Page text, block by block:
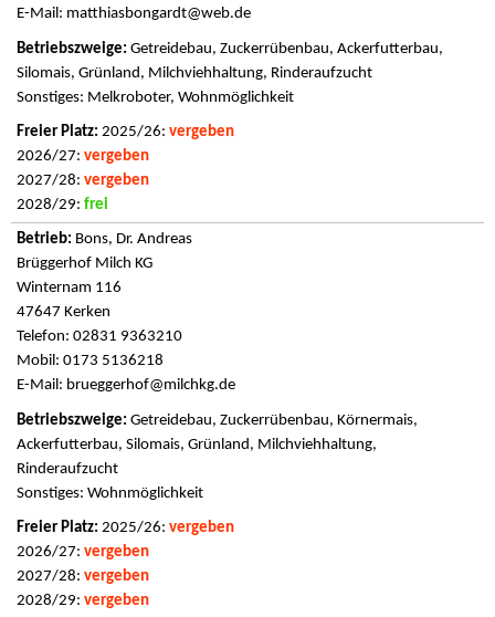
E-Mail: matthiasbongardt@web.de
Getreidebau, Zuckerrübenbau, Ackerfutterbau,
Silomais, Grünland, Milchviehhaltung, Rinderaufzucht
Sonstiges: Melkroboter, Wohnmöglichkeit
2025/26: vergeben
2026/27: vergeben
2027/28: vergeben
2028/29: frei
Bons, Dr. Andreas
Brüggerhof Milch KG
Winternam 116
47647 Kerken
Telefon: 02831 9363210
Mobil: 0173 5136218
E-Mail: brueggerhof@milchkg.de
Getreidebau, Zuckerrübenbau, Körnermais,
Ackerfutterbau, Silomais, Grünland, Milchviehhaltung,
Rinderaufzucht
Sonstiges: Wohnmöglichkeit
2025/26: vergeben
2026/27: vergeben
2027/28: vergeben
2028/29: vergeben